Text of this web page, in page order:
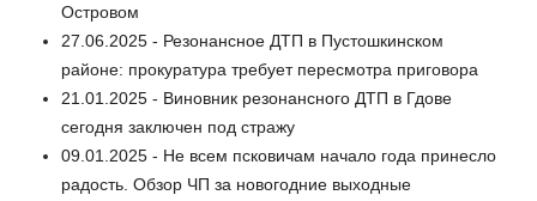
Островом
27.06.2025 - Резонансное ДТП в Пустошкинском
районе: прокуратура требует пересмотра приговора
21.01.2025 - Виновник резонансного ДТП в Гдове
сегодня заключен под стражу
09.01.2025 - Не всем псковичам начало года принесло
радость. Обзор ЧП за новогодние выходные